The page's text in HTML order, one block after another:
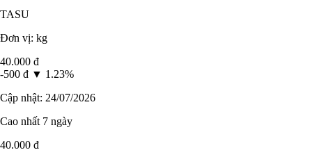
TASU
Đơn vị: kg
40.000 đ
-500 đ ▼ 1.23%
Cập nhật: 24/07/2026
Cao nhất 7 ngày
40.000 đ